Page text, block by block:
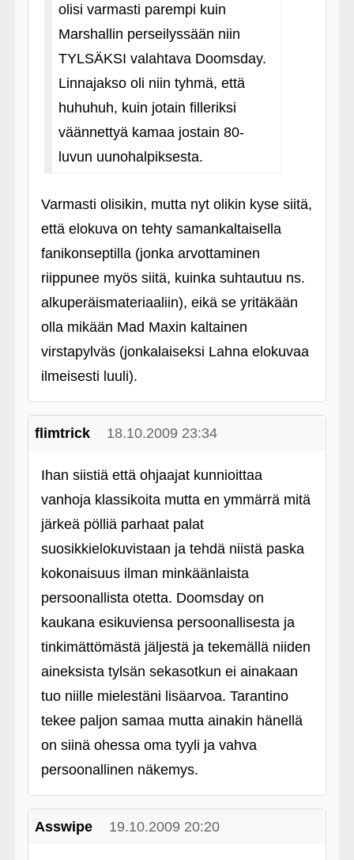
olisi varmasti parempi kuin
Marshallin perseilyssään niin
TYLSÄKSI valahtava Doomsday.
Linnajakso oli niin tyhmä, että
huhuhuh, kuin jotain filleriksi
väännettyä kamaa jostain 80-
luvun uunohalpiksesta.
Varmasti olisikin, mutta nyt olikin kyse siitä,
että elokuva on tehty samankaltaisella
fanikonseptilla (jonka arvottaminen
riippunee myös siitä, kuinka suhtautuu ns.
alkuperäismateriaaliin), eikä se yritäkään
olla mikään Mad Maxin kaltainen
virstapylväs (jonkalaiseksi Lahna elokuvaa
ilmeisesti luuli).
flimtrick 18.10.2009 23:34
Ihan siistiä että ohjaajat kunnioittaa
vanhoja klassikoita mutta en ymmärrä mitä
järkeä pölliä parhaat palat
suosikkielokuvistaan ja tehdä niistä paska
kokonaisuus ilman minkäänlaista
persoonallista otetta. Doomsday on
kaukana esikuviensa persoonallisesta ja
tinkimättömästä jäljestä ja tekemällä niiden
aineksista tylsän sekasotkun ei ainakaan
tuo niille mielestäni lisäarvoa. Tarantino
tekee paljon samaa mutta ainakin hänellä
on siinä ohessa oma tyyli ja vahva
persoonallinen näkemys.
Asswipe 19.10.2009 20:20